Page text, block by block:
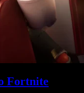
Fortnite